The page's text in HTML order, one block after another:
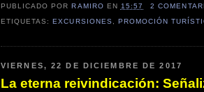
PUBLICADO POR RAMIRO EN 15:57
2
ETIQUETAS:EXCURSIONES, PROMOCIÓN
VIERNES, 22 DE DICIEMBRE DE 2017
La eterna reivindicación: